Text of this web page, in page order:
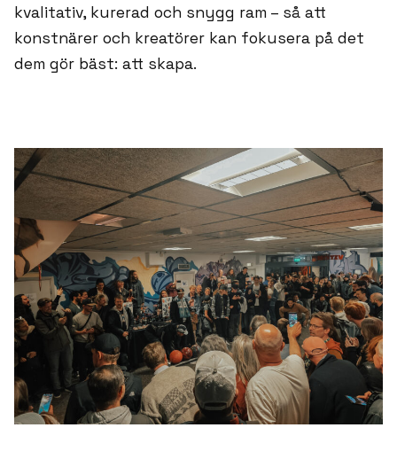
kvalitativ, kurerad och snygg ram – så att
konstnärer och kreatörer kan fokusera på det
dem gör bäst: att skapa.